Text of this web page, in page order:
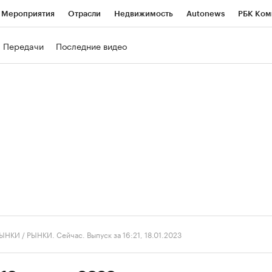
Мероприятия Отрасли Недвижимость Autonews РБК
Передачи Последние видео
/ РЫНКИ. Сейчас. Выпуск за 16:21, 18.01.2023